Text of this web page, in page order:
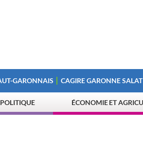
GARONNAIS CAGIRE GARONNE SALAT
POLITIQUE ÉCONOMIE ET